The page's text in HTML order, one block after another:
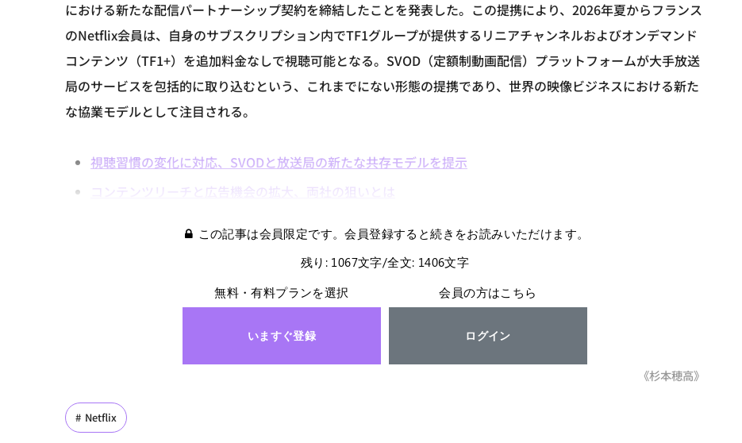
における新たな配信パートナーシップ契約を締結したことを発表した。この提携により、2026年夏からフランス
のNetflix会員は、自身のサブスクリプション内でTF1グループが提供するリニアチャンネルおよびオンデマンド
コンテンツ（TF1+）を追加料金なしで視聴可能となる。SVOD（定額制動画配信）プラットフォームが大手放送
局のサービスを包括的に取り込むという、これまでにない形態の提携であり、世界の映像ビジネスにおける新た
な協業モデルとして注目される。
視聴習慣の変化に対応、SVODと放送局の新たな共存モデルを提示
コンテンツリーチと広告機会の拡大、両社の狙いとは
この記事は会員限定です。会員登録すると続きをお読みいただけます。
残り: 1067文字/全文: 1406文字
無料・有料プランを選択
いますぐ登録
会員の方はこちら
ログイン
《杉本穂高》
Netflix